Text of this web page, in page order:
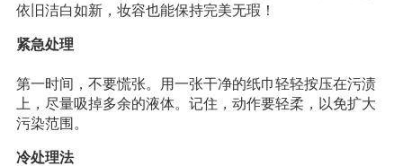
依旧洁白如新，妆容也能保持完美无瑕！
紧急处理
第一时间，不要慌张。用一张干净的纸巾轻轻按压在污渍
上，尽量吸掉多余的液体。记住，动作要轻柔，以免扩大
污染范围。
冷处理法